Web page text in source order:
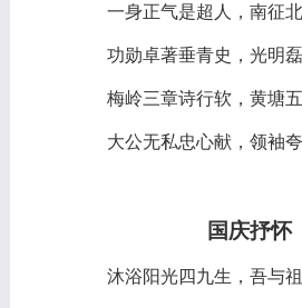
一身正气是超人，南征北
功勋卓著垂青史，光明磊
梅岭三章诗行软，黄塘五
大公无私忠心献，领袖夸
国庆抒怀
沐浴阳光四九生，吾与祖